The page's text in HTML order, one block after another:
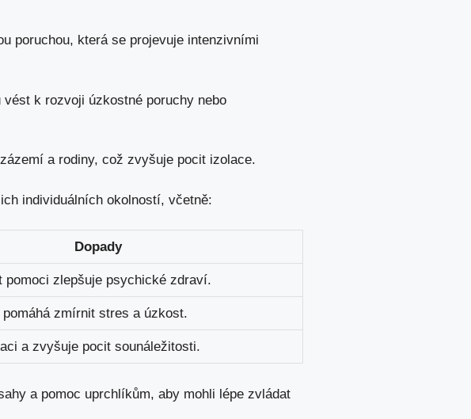
poruchou, která se projevuje intenzivními
k rozvoji úzkostné poruchy nebo
a rodiny, což zvyšuje pocit izolace.
individuálních okolností, včetně:
Dopady
pomoci zlepšuje psychické zdraví.
zmírnit stres a úzkost.
a zvyšuje pocit sounáležitosti.
a pomoc uprchlíkům, aby mohli lépe zvládat